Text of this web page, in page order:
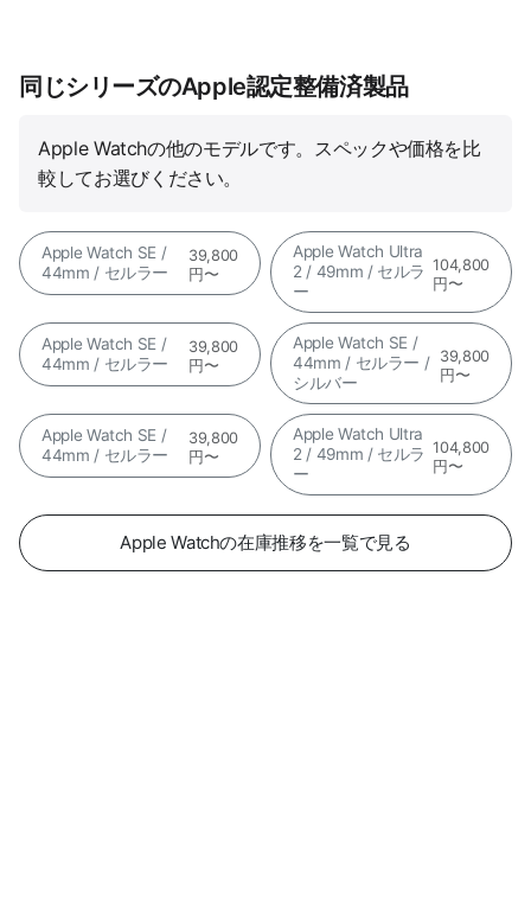
同じシリーズのApple認定整備済製品
Apple Watchの他のモデルです。スペックや価格を比
較してお選びください。
Apple Watch SE /
44mm / セルラー
39,800
円〜
Apple Watch Ultra
2 / 49mm / セルラ
ー
104,800
円〜
Apple Watch SE /
44mm / セルラー
39,800
円〜
Apple Watch SE /
44mm / セルラー /
シルバー
39,800
円〜
Apple Watch SE /
44mm / セルラー
39,800
円〜
Apple Watch Ultra
2 / 49mm / セルラ
ー
104,800
円〜
Apple Watchの在庫推移を一覧で見る